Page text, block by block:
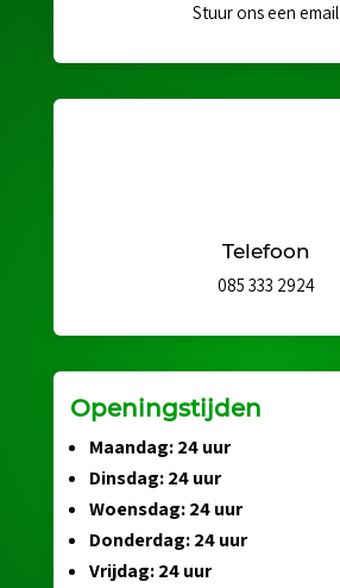
Stuur ons een email
Telefoon
085 333 2924
Openingstijden
Maandag: 24 uur
Dinsdag: 24 uur
Woensdag: 24 uur
Donderdag: 24 uur
Vrijdag: 24 uur